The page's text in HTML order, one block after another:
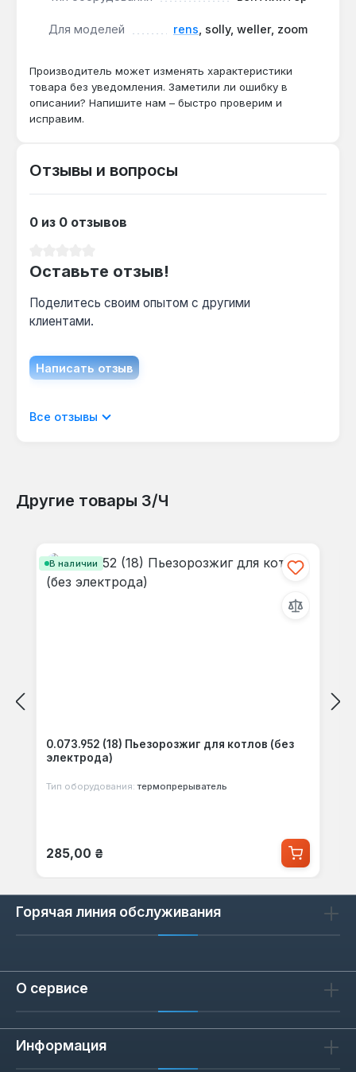
Вентилятор подходит для сервисных центров и
Weller 24 кВт, которым требуется оригинальная
запчасть для ремонта. Производство — Италия.
Доставка по Украине.
Для моделей rens , solly, weller, zoom
Производитель может изменять характеристики
товара без уведомления. Заметили ли ошибку в
описании? Напишите нам – быстро проверим и
исправим.
Отзывы и вопросы
0 из 0 отзывов
Оставьте отзыв!
Поделитесь своим опытом с другими
клиентами.
Написать отзыв
Отображать отзывы только на текущем
Все отзывы
Другие товары З/Ч
В наличии
0.073.952 (18) Пьезорозжиг для котлов (без
электрода)
Тип оборудования: термопрерыватель
Обычная цена:
285,00 ₴
Горячая линия обслуживания
О сервисе
Информация